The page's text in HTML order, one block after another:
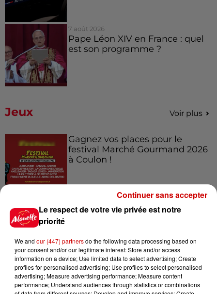
7 août 2026
Pape Léon XIV en France : quel
est son programme ?
Jeux Voir plus
Gagnez vos places pour le
festival Marché Gourmand 2026
à Coulon !
Le Duel - Gagnez vos entrées
pour l'un des zoos de nos
Destination Vacances - Gagnez
votre séjour en famille au cœur
de la...
Le respect de votre vie privée est notre
priorité
We and our (447) partnersdo the following data processing based on
your consent and/or our legitimate interest: Store and/or access
information on a device; Use limited data to select advertising; Create
profiles for personalised advertising; Use profiles to select personalised
advertising; Measure advertising performance; Measure content
performance; Understand audiences through statistics or combinations
Continuer sans accepter